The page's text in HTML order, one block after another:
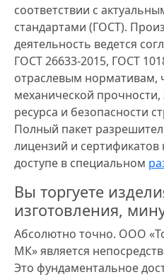
соответствии с
стандартами (ГОСТ).
деятельность ведется
ГОСТ 26633-2015, ГОСТ
отраслевым нормативам,
механической прочности,
ресурса и безопасности
Полный пакет
лицензий и сертификатов
доступе в специальном
Вы торгуете
изготовления,
Абсолютно точно. ООО
МК» является
Это фундаментальное